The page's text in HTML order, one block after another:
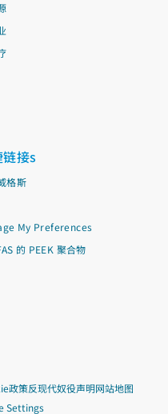
接s
格斯
My Preferences
的 PEEK 聚合物
政策反现代奴役声明网站地图
Settings